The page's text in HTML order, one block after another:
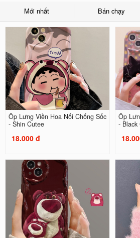
Mới nhất Bán chạy
Ốp Lưng Viền Hoa Nổi Chống Sốc
- Shin Cutee
18.000 đ
Ốp
- Black